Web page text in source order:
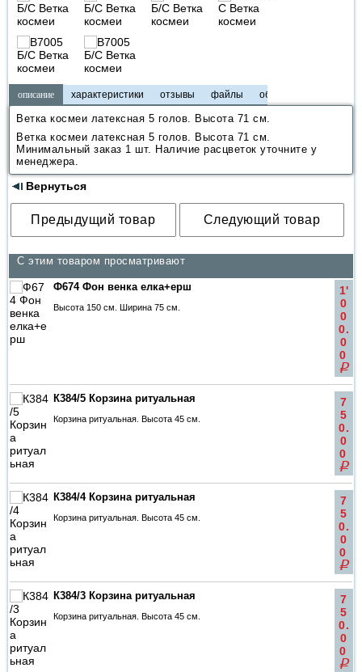
описание характеристики отзывы файлы обзоры
Ветка космеи латексная 5 голов. Высота 71 см.
Ветка космеи латексная 5 голов. Высота 71 см.
Минимальный заказ 1 шт. Наличие расцветок уточните у
менеджера.
Вернуться
С этим товаром просматривают
Ф674 Фон венка елка+ерш
Высота 150 см. Ширина 75 см.
1'
0
0
0.
0
0
q
К384/5 Корзина ритуальная
Корзина ритуальная. Высота 45 см.
7
5
0.
0
0
q
К384/4 Корзина ритуальная
Корзина ритуальная. Высота 45 см.
7
5
0.
0
0
q
К384/3 Корзина ритуальная
Корзина ритуальная. Высота 45 см.
7
5
0.
0
0
q